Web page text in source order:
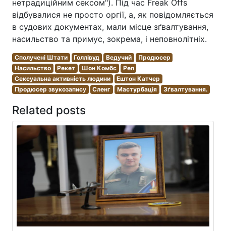
нетрадиційним сексом"). Під час Freak Offs
відбувалися не просто оргії, а, як повідомляється
в судових документах, мали місце зґвалтування,
насильство та примус, зокрема, і неповнолітніх.
Сполучені Штати Голлівуд Ведучий
Продюсер
Насильство
Рекет Шон Комбс
Реп
Сексуальна активність людини
Ештон Катчер
Продюсер звукозапису
Сленг Мастурбація Зґвалтування.
Related posts